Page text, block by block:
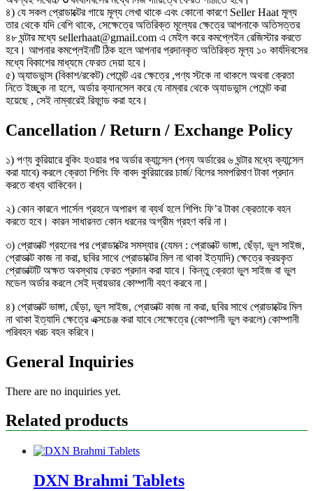
৪) যে সকল প্রোডাক্টের গায়ে মূল্য লেখা থাকে এবং কোনো কারণে Seller Haat মূল্য
তার থেকে যদি বেশি থাকে, সেক্ষেত্রে অতিরিক্ত মূল্যের ক্ষেত্রে আপনাকে অতিসত্তর
৪৮ ঘন্টার মধ্যে sellerhaat@gmail.com এ মেইল করে কমপ্লেইন রেজিস্টার করতে
হবে। আপনার কমপ্লেইনটি ঠিক হলে আপনার প্রদানকৃত অতিরিক্ত মূল্য ১০ কার্যদিবসের
মধ্যে বিকাশের মাধ্যমে ফেরত দেয়া হবে।
৫) অ্যাডভান্স (বিকাশ/রকেট) পেমেন্ট এর ক্ষেত্রে ,পণ্য স্টকে না থাকলে অথবা ক্রেতা
নিতে ইচ্ছুক না হলে, অর্ডার ক্যানসেল করে যে নাম্বার থেকে অ্যাডভান্স পেমেন্ট করা
হয়েছে , সেই নাম্বারেই রিফান্ড করা হবে।
Cancellation / Return / Exchange Policy
১) পণ্য কুরিয়ারে বুকিং হওয়ার পর অর্ডার ক্যান্সেল (পন্য অর্ডারের ৬ ঘন্টার মধ্যে ক্যান্সেল
করা যাবে) করলে ক্রেতা শিপিং ফি বাবদ কুরিয়ারের চার্জ/ বিলের সমপরিমাণ টাকা প্রদান
করতে বাধ্য থাকিবেন।
২) কোন কারনে পার্সেল গ্রহনে অপারগ বা ব্যর্থ হলে শিপিং ফি’র টাকা ক্রেতাকে বহন
করতে হবে। কারন সাধারনত কোন ধরনের অগ্রীম গ্রহণ করি না।
৩) প্রোডাক্ট গ্রহনের পর প্রোডাক্টের সমস্যার (যেমন : প্রোডাক্ট ভাঙ্গা, ছেঁড়া, ভুল সাইজ,
প্রোডাক্ট কাজ না করা, ছবির সাথে প্রোডাক্টের মিল না থাকা ইত্যাদি) ক্ষেত্রে ক্রয়কৃত
প্রোডাক্টটি অক্ষত অবস্থায় ফেরত প্রদান করা যাবে। কিন্তু ক্রেতা ভুল সাইজ বা ভুল
মডেল অর্ডার করলে সেই দ্বায়ভার কোম্পানী বহণ করবে না।
৪) প্রোডাক্ট ভাঙ্গা, ছেঁড়া, ভুল সাইজ, প্রোডাক্ট কাজ না করা, ছবির সাথে প্রোডাক্টের মিল
না থাকা ইত্যাদি ক্ষেত্রে এক্সচেঞ্জ করা যাবে সেক্ষেত্রে (কোম্পানী ভুল করলে) কোম্পানী
পরিবহন খরচ বহন করিবে।
General Inquiries
There are no inquiries yet.
Related products
DXN Brahmi Tablets